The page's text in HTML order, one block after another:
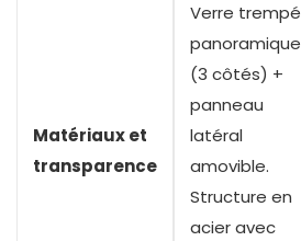
Matériaux et
transparence
Verre trempé
panoramique
(3 côtés) +
panneau
latéral
amovible.
Structure en
acier avec